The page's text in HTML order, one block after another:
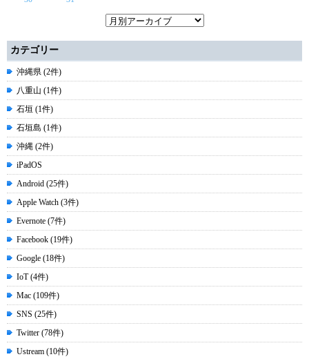
カテゴリー
沖縄県 (2件)
八重山 (1件)
石垣 (1件)
石垣島 (1件)
沖縄 (2件)
iPadOS
Android (25件)
Apple Watch (3件)
Evernote (7件)
Facebook (19件)
Google (18件)
IoT (4件)
Mac (109件)
SNS (25件)
Twitter (78件)
Ustream (10件)